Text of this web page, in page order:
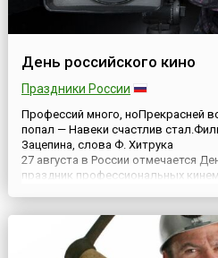
День российского кино
Праздники России
Профессий много, ноПрекрасней
попал — Навеки счастлив
Зацепина, слова Ф. Хитрука
27 августа в России отмечается
праздник профессиональных